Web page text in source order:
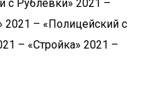
с Рублёвки» 2021 –
2021 – «Полицейский с
– «Стройка» 2021 –